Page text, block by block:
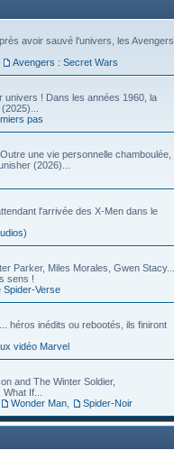
avoir sauvé l'univers, les Avengers
Avengers : Secret Wars
univers ! Dans les années 1960, la
pas
une vie personnelle chamboulée,
(2026)...
l'arrivée des X-Men dans le
Parker, Miles Morales, Gwen Stacy...
sens !
Spider-Verse
héros inédits ou rebootés, ils finiront
vidéo Marvel
and The Winter Soldier,
If...
Wonder Man Spider-Noir